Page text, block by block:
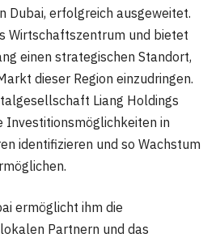
Dubai, erfolgreich ausgeweitet.
Wirtschaftszentrum und bietet
einen strategischen Standort,
dieser Region einzudringen.
Liang Holdings
Investitionsmöglichkeiten in
identifizieren und so Wachstum
ermöglicht ihm die
Partnern und das